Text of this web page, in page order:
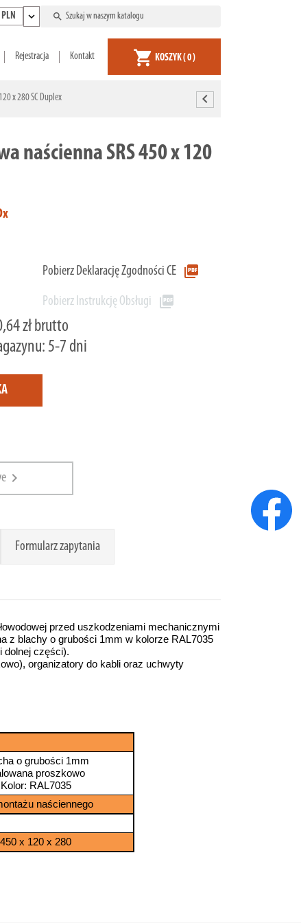
PLN expand_more search
Rejestracja Kontakt shopping_cart KOSZYK( 0 )
x 280 SC Duplex chevron_left
naścienna SRS 450 x 120
Pobierz Deklarację Zgodności CE
picture_as_pdf
Pobierz Instrukcję Obsługi picture_as_pdf
zł brutto
5-7 dni
chevron_right
Formularz zapytania
przed uszkodzeniami mechanicznymi
z blachy o grubości 1mm w kolorze RAL7035
dolnej części).
organizatory do kabli oraz uchwyty
o grubości 1mm
proszkowo
Kolor: RAL7035
naściennego
450 x 120 x 280